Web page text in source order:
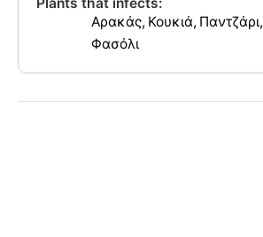
Αρακάς Κουκιά Παντζάρι
Φασόλι